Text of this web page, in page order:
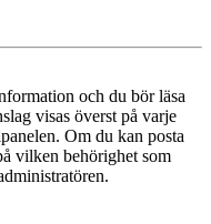
och du bör läsa
visas överst på varje
Om du kan posta
vilken behörighet som